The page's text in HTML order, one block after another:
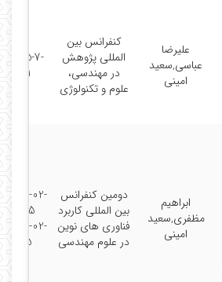
علیرضا
عباسی,سعید
امینی
کنفرانس بین
المللی پژوهش
در مهندسی،
علوم و تکنولوژی
2015-7-
21
ابراهیم
مظفری,سعید
امینی
دومین کنفرانس
بین المللی کاربرد
فناوری های نوین
در علوم مهندسی
2016-02-
2016-02-
25